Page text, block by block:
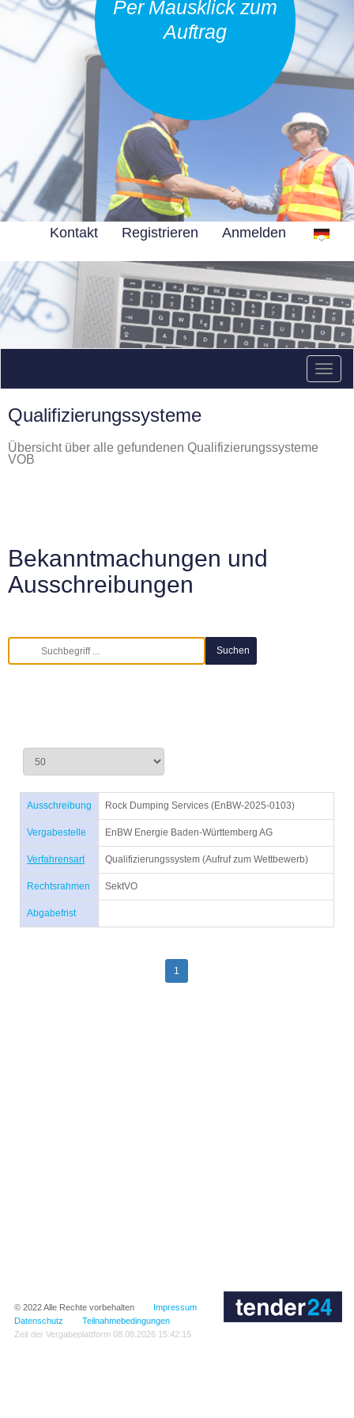
Per Mausklick zum
Auftrag
Kontakt Registrieren Anmelden
Qualifizierungssysteme
Übersicht über alle gefundenen Qualifizierungssysteme
VOB
Bekanntmachungen und
Ausschreibungen
Ausschreibung Rock Dumping Services (EnBW-2025-0103)
Vergabestelle EnBW Energie Baden-Württemberg AG
Verfahrensart Qualifizierungssystem (Aufruf zum Wettbewerb)
Rechtsrahmen SektVO
Abgabefrist
1
© 2022Alle Rechte vorbehalten
Impressum
Datenschutz
Teilnahmebedingungen
Zeit der Vergabeplattform 08.08.2026 15:42:15